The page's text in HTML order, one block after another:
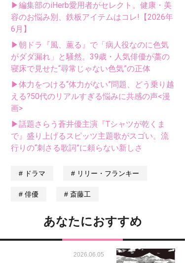
▶編集部のiHerb愛用者がセレクト。健康・美
容のお悩み別、鉄板アイテムはコレ!【2026年
6月】
▶朝ドラ『風、薫る』で「病人役なのに色気
がダダ漏れ」と騒然。39歳・人気俳優が藁の
寝床で見せた“尋常じゃない色気”の正体
▶体力をつける“体力がない”問題、どう乗り越
える?50代のリアルすぎる悩みに共感の声<漫
画>
▶話題さらう蒼井優主演『Tシャツが乾くま
で』盛り上げるスピッツ主題歌がスゴい。流
行りの“刺さる歌詞”に頼らない新しさ
ドラマ リリー・フランキー
俳優 斎藤工
あなたにおすすめ
2026.06.05